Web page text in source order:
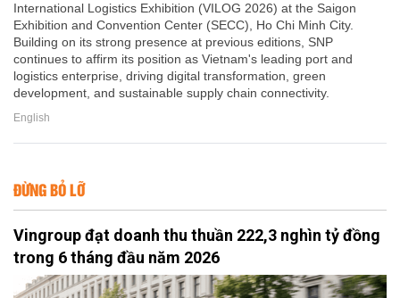
International Logistics Exhibition (VILOG 2026) at the Saigon
Exhibition and Convention Center (SECC), Ho Chi Minh City.
Building on its strong presence at previous editions, SNP
continues to affirm its position as Vietnam's leading port and
logistics enterprise, driving digital transformation, green
development, and sustainable supply chain connectivity.
English
ĐỪNG BỎ LỠ
Vingroup đạt doanh thu thuần 222,3 nghìn tỷ đồng
trong 6 tháng đầu năm 2026